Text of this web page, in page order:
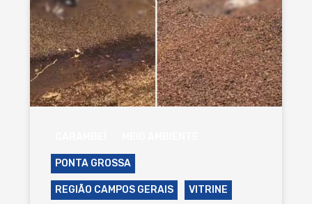
PONTA GROSSA
REGIÃO CAMPOS GERAIS VITRINE